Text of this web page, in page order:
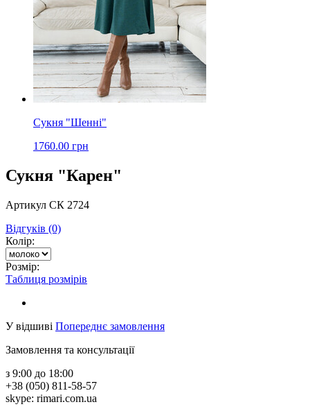
Сукня "Шенні"
1760.00 грн
Сукня "Карен"
Артикул СК 2724
Відгуків (0)
Колір:
Розмір:
Таблиця розмірів
У відшиві Попереднє замовлення
Замовлення та консультації
з 9:00 до 18:00
+38 (050) 811-58-57
skype: rimari.com.ua